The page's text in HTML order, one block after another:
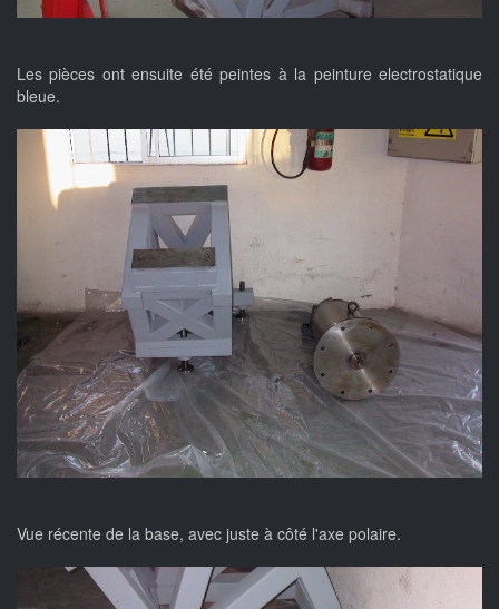
Les pièces ont ensuite été peintes à la peinture electrostatique
bleue.
Vue récente de la base, avec juste à côté l'axe polaire.